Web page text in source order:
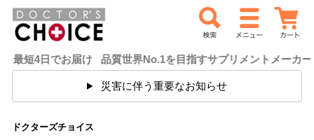
届け 品質世界No.1を目指すサプリメントメーカードクターズ
災害に伴う重要なお知らせ
ドクターズチョイス